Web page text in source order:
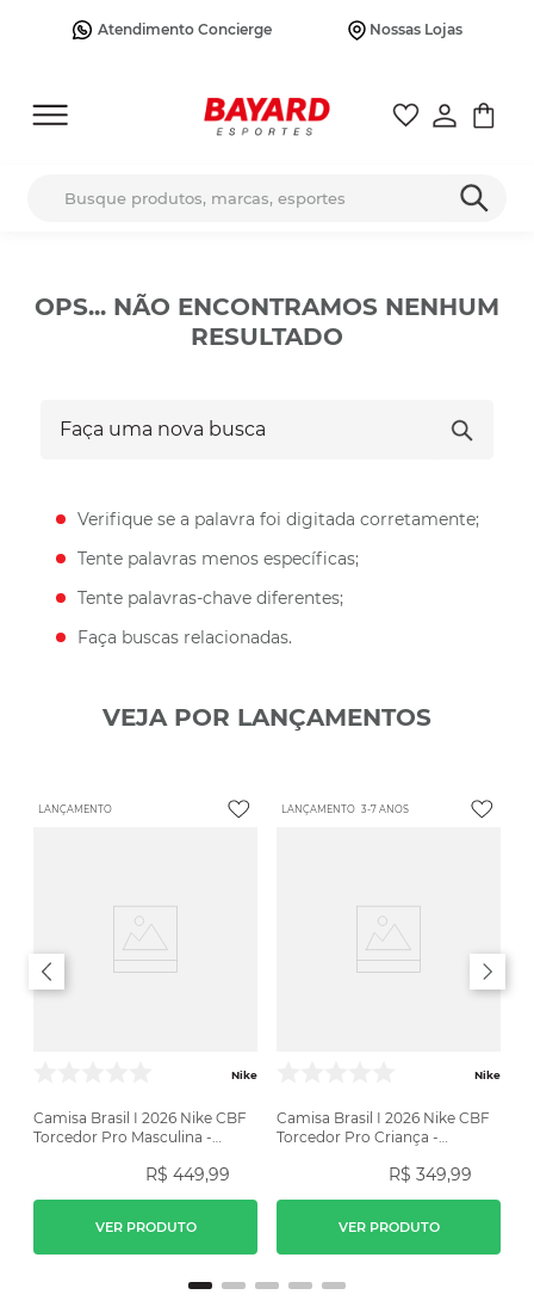
Atendimento Concierge Nossas Lojas
OPS... NÃO ENCONTRAMOS NENHUM
RESULTADO
Verifique se a palavra foi digitada corretamente;
Tente palavras menos específicas;
Tente palavras-chave diferentes;
Faça buscas relacionadas.
VEJA POR LANÇAMENTOS
LANÇAMENTO
Nike
Camisa Brasil I 2026 Nike CBF
Torcedor Pro Masculina -
R$ 449,99
VER PRODUTO
LANÇAMENTO 3-7 ANOS
Nike
Camisa Brasil I 2026 Nike CBF
Torcedor Pro Criança -
R$ 349,99
VER PRODUTO